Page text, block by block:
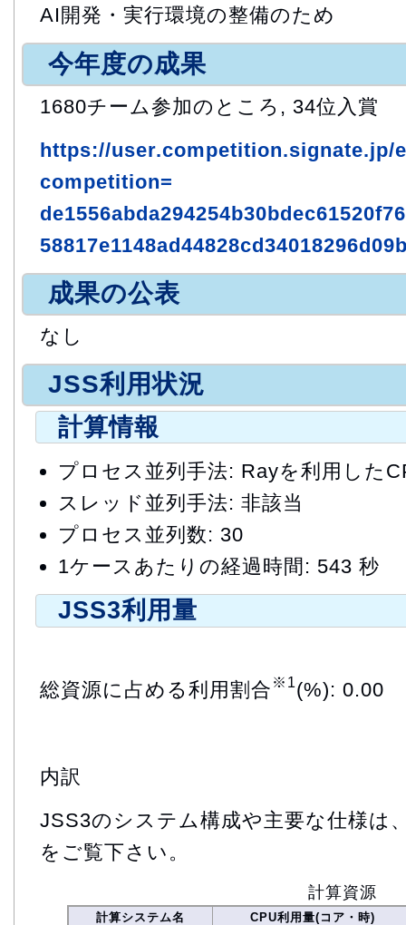
AI開発・実行環境の整備のため
今年度の成果
1680チーム参加のところ, 34位入賞
https://user.competition.signate.jp/
competition=
成果の公表
なし
JSS利用状況
計算情報
プロセス並列手法: Rayを利用した
スレッド並列手法: 非該当
プロセス並列数: 30
1ケースあたりの経過時間: 543 秒
JSS3利用量
総資源に占める利用割合 ※1(%): 0.00
内訳
JSS3のシステム構成や主要な仕様は
をご覧下さい。
計算資源
計算システム名
CPU利用量(コア・時)